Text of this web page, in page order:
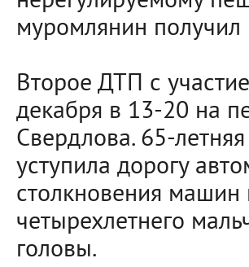
муромлянин
Второе ДТП с
декабря в 13-20 на
Свердлова. 65-
уступила дорогу
столкновения машин
четырехлетнего
головы.